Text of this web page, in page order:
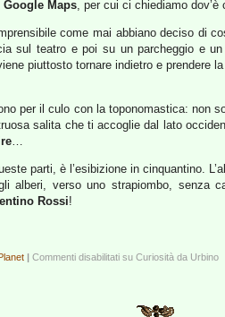
Google Maps, per cui ci chiediamo
come mai abbiano deciso di
sul teatro e poi su un parcheggio e
piuttosto tornare indietro e prendere
per il culo con la toponomastica: non
salita che ti accoglie dal lato
…
parti, è l’esibizione in cinquantino.
alberi, verso uno strapiombo, senza
Rossi!
| Commenti disabilitati su Curiosità da Urbino